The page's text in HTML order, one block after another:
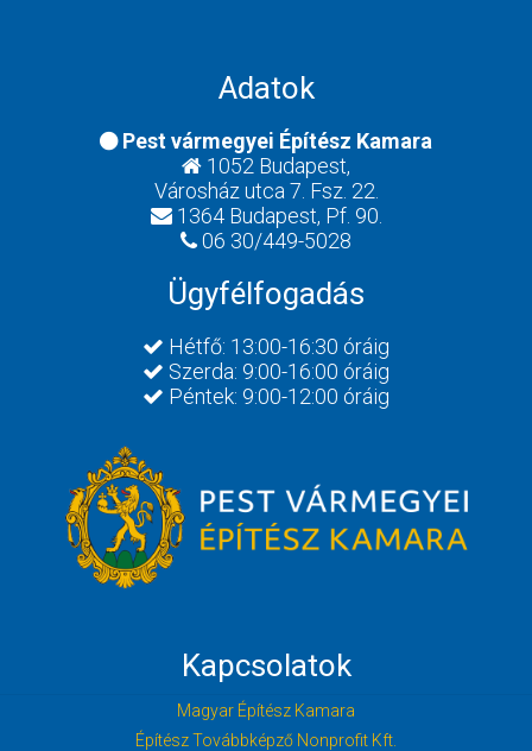
Adatok
Pest vármegyei Építész Kamara
1052 Budapest,
Városház utca 7. Fsz. 22.
1364 Budapest, Pf. 90.
06 30/449-5028
Ügyfélfogadás
Hétfő: 13:00-16:30 óráig
Szerda: 9:00-16:00 óráig
Péntek: 9:00-12:00 óráig
Kapcsolatok
Magyar Építész Kamara
Építész Továbbképző Nonprofit Kft.